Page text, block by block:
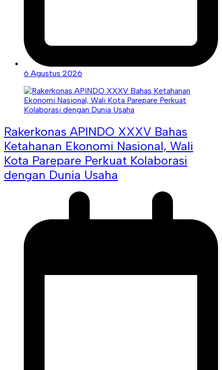
6 Agustus 2026
Rakerkonas APINDO XXXV Bahas
Ketahanan Ekonomi Nasional, Wali
Kota Parepare Perkuat Kolaborasi
dengan Dunia Usaha